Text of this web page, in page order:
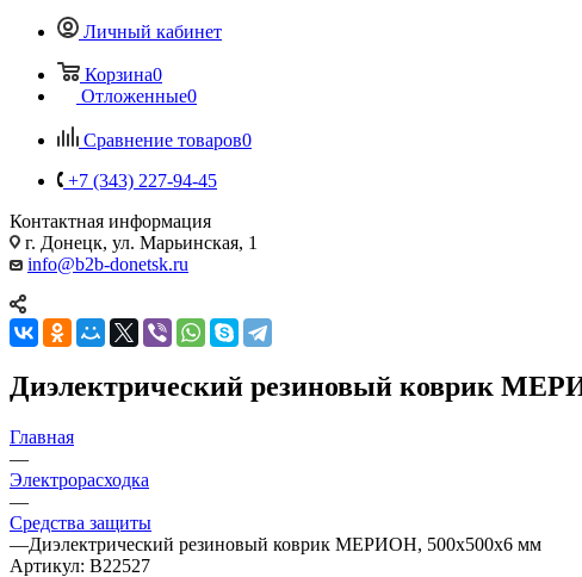
Личный кабинет
Корзина0
Отложенные0
Сравнение товаров0
+7 (343) 227-94-45
Контактная информация
г. Донецк, ул. Марьинская, 1
info@b2b-donetsk.ru
Диэлектрический резиновый коврик
Главная
—
Электрорасходка
—
Средства защиты
—Диэлектрический резиновый коврик МЕРИОН, 500х500х6 мм
Артикул: B22527